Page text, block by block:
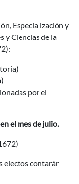
Especialización y
y Ciencias de la
por el
el mes de julio.
electos contarán